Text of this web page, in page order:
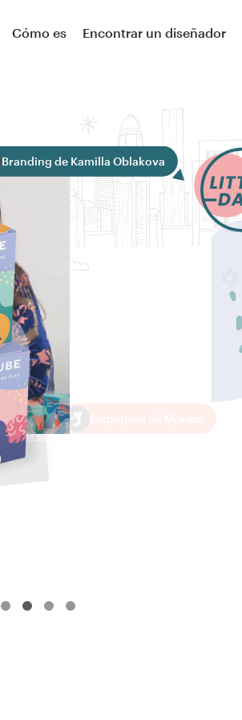
Cómo es Encontrar un diseñador
Branding de Kamilla Oblakova